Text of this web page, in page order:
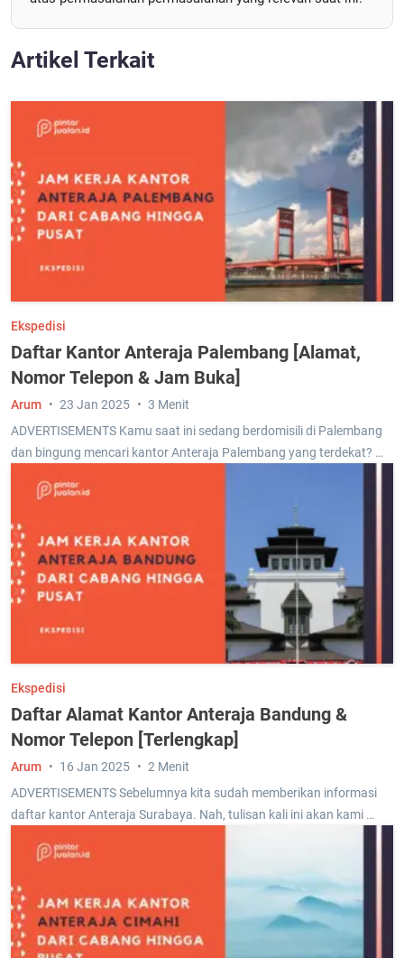
Artikel Terkait
Ekspedisi
Daftar Kantor Anteraja Palembang [Alamat,
Nomor Telepon & Jam Buka]
ADVERTISEMENTS Kamu saat ini sedang berdomisili di Palembang
dan bingung mencari kantor Anteraja Palembang yang terdekat? …
Arum 23 Jan 2025 3 Menit
Ekspedisi
Daftar Alamat Kantor Anteraja Bandung &
Nomor Telepon [Terlengkap]
ADVERTISEMENTS Sebelumnya kita sudah memberikan informasi
daftar kantor Anteraja Surabaya. Nah, tulisan kali ini akan kami …
Arum 16 Jan 2025 2 Menit